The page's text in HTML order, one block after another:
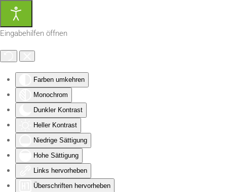
Eingabehilfen öffnen
Farben umkehren
Monochrom
Dunkler Kontrast
Heller Kontrast
Niedrige Sättigung
Hohe Sättigung
Links hervorheben
Überschriften hervorheben
Zum Hauptinhalt springen